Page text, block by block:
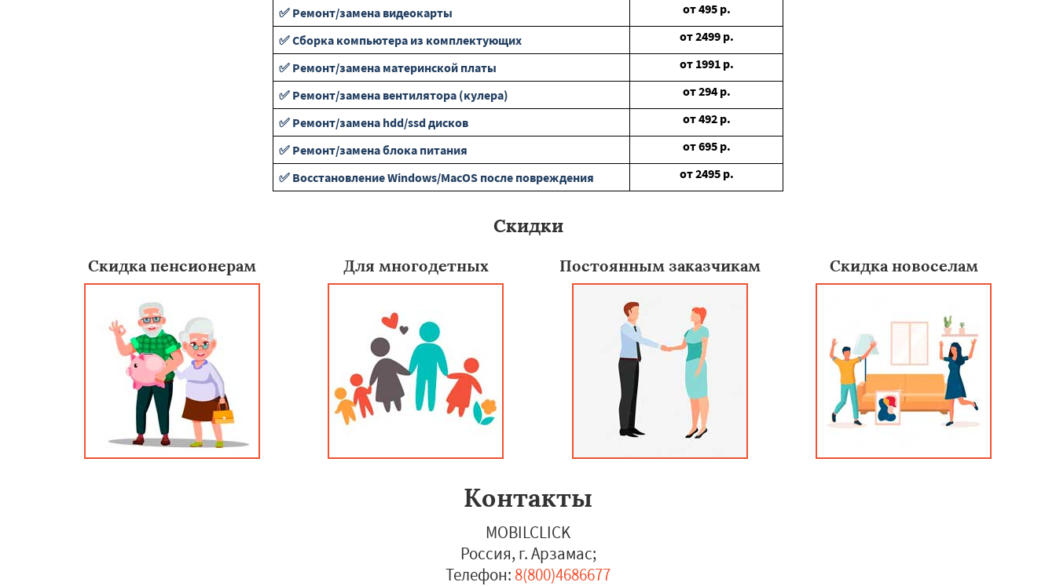
✅ Ремонт/замена видеокарты
от495 р.
✅ Сборка компьютера из комплектующих
от2499 р.
✅ Ремонт/замена материнской платы
от 1991 р.
✅ Ремонт/замена вентилятора (кулера)
от294 р.
✅ Ремонт/замена hdd/ssd дисков
от492 р.
✅ Ремонт/замена блока питания
от695 р.
✅ Восстановление Windows/MacOS после повреждения
от2495 р.
Скидки
Скидка пенсионерам Для многодетных Постоянным заказчикам Скидка новоселам
Контакты
MOBILCLICK
Россия, г. Арзамас;
Телефон: 8(800)4686677